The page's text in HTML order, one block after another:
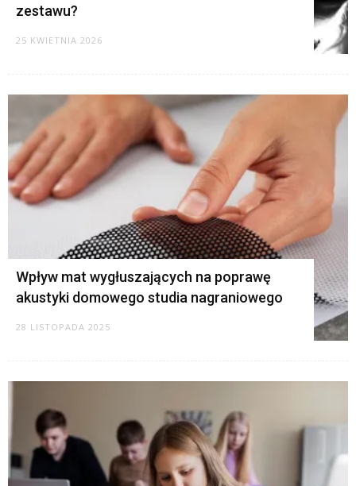
zestawu?
25 KWIETNIA 2026
Wpływ mat wygłuszających na poprawę
akustyki domowego studia nagraniowego
28 LISTOPADA 2025